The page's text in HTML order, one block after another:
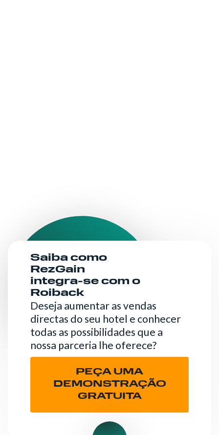
Saiba como
RezGain
integra-se com o
Roiback
Deseja aumentar as vendas
directas do seu hotel e conhecer
todas as possibilidades que a
nossa parceria lhe oferece?
PEÇA UMA
DEMONSTRAÇÃO
GRATUITA